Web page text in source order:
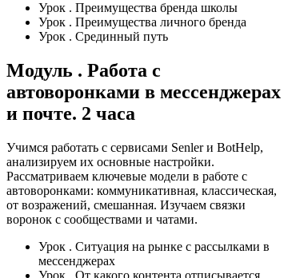
Урок . Преимущества бренда школы
Урок . Преимущества личного бренда
Урок . Срединный путь
Модуль . Работа с
автоворонками в мессенджерах
и почте. 2 часа
Учимся работать с сервисами Senler и BotHelp,
анализируем их основные настройки.
Рассматриваем ключевые модели в работе с
автоворонками: коммуникативная, классическая,
от возражений, смешанная. Изучаем связки
воронок с сообществами и чатами.
Урок . Ситуация на рынке с рассылками в
мессенджерах
Урок
. От какого контента отписывается